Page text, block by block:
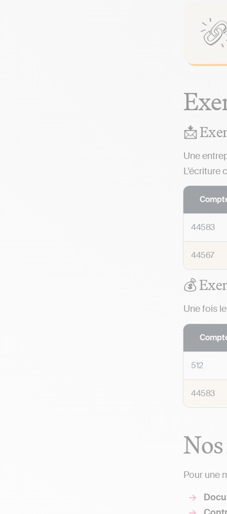
📩
Une
44583
44567
💰
Une fois
512
44583
Pour une